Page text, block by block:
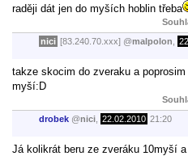
raději dát jen do myších hoblin třeba
nici [83.240.70.xxx] @malpolon
takze skocim do zveraku a
myší:D
drobek @nici 22.02.2010 21:20
Já kolikrát beru ze zveráku 10myší a